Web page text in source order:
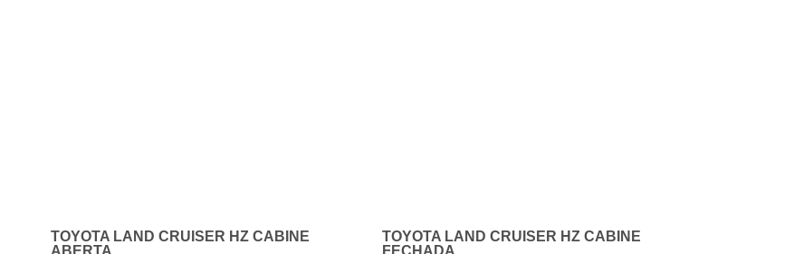
TOYOTA LAND CRUISER HZ CABINE
ABERTA
TOYOTA LAND CRUISER HZ CABINE
FECHADA